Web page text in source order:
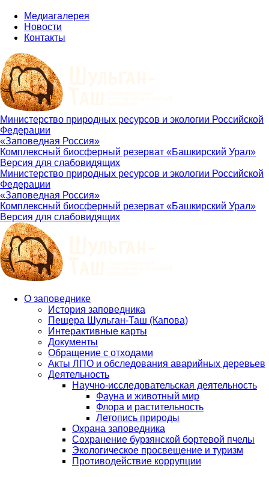
Медиагалерея
Новости
Контакты
Министерство природных ресурсов и экологии Российской
Федерации
«Заповедная Россия»
Комплексный биосферный резерват «Башкирский Урал»
Версия для слабовидящих
Министерство природных ресурсов и экологии Российской
Федерации
«Заповедная Россия»
Комплексный биосферный резерват «Башкирский Урал»
Версия для слабовидящих
navigation
О заповеднике
История заповедника
Пещера Шульган-Таш (Капова)
Интерактивные карты
Документы
Обращение с отходами
Акты ЛПО и обследования аварийных деревьев
Деятельность
Научно-исследовательская деятельность
Фауна и животный мир
Флора и растительность
Летопись природы
Охрана заповедника
Сохранение бурзянской бортевой пчелы
Экологическое просвещение и туризм
Противодействие коррупции